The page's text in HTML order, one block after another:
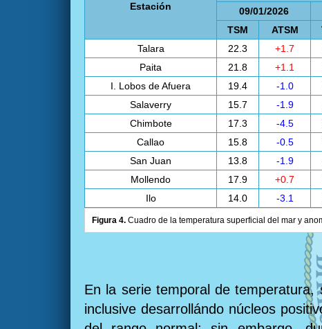
Estación 09/01/2026
TSM
ATSM
Talara
22.3 +1.7
Paita
21.8 +1.1
I. Lobos de Afuera
19.4 -1.0
Salaverry
15.7 -1.9
Chimbote
17.3 -4.5
Callao
15.8 -0.5
San Juan
13.8 -1.9
Mollendo
17.9 +0.7
Ilo
14.0 -3.1
Figura 4. Cuadro de la temperatura superficial del mar y
En la serie temporal de
inclusive desarrollándo núcleos